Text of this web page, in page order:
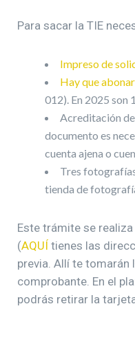
Para sacar la TIE
Impreso de
Hay que
012). En 2025 son
Acreditación
documento es
cuenta ajena o
Tres
tienda de
Este trámite se
(AQUÍ tienes las
previa. Allí te tomarán
comprobante. En el
podrás retirar la